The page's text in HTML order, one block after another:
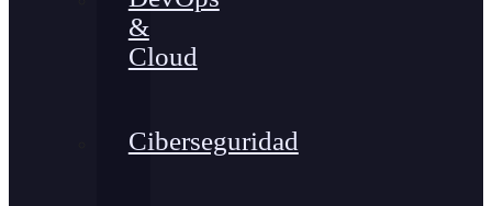
&
Cloud
Ciberseguridad